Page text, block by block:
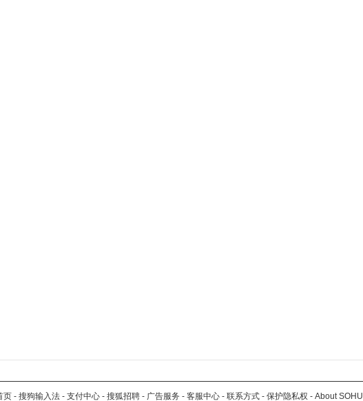
页 - 搜狗输入法 - 支付中心 - 搜狐招聘 - 广告服务 - 客服中心 - 联系方式 - 保护隐私权 - About SOHU